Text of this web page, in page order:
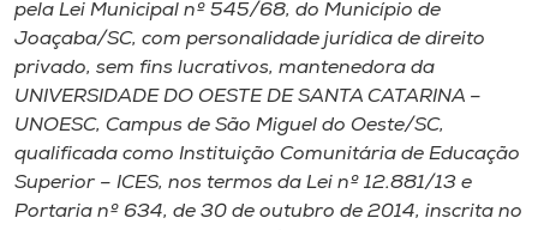
Editora
Rádio
Museu
pela Lei Municipal nº 545/68, do Município de
Joaçaba/SC, com personalidade jurídica de direito
privado, sem fins lucrativos, mantenedora da
UNIVERSIDADE DO OESTE DE SANTA CATARINA –
UNOESC, Campus de São Miguel do Oeste/SC,
qualificada como Instituição Comunitária de Educação
Superior – ICES, nos termos da Lei nº 12.881/13 e
Portaria nº 634, de 30 de outubro de 2014, inscrita no